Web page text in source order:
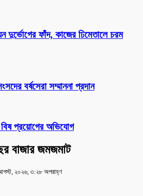
দুর্ভোগের ফাঁদ, কাজের ঢিমেতালে চরম
বর্ষসেরা সম্মাননা প্রদান
বিষ প্রয়োগের অভিযোগ
বাজার জমজমাট
২০২৬, ৩:২৮ অপরাহ্ণ